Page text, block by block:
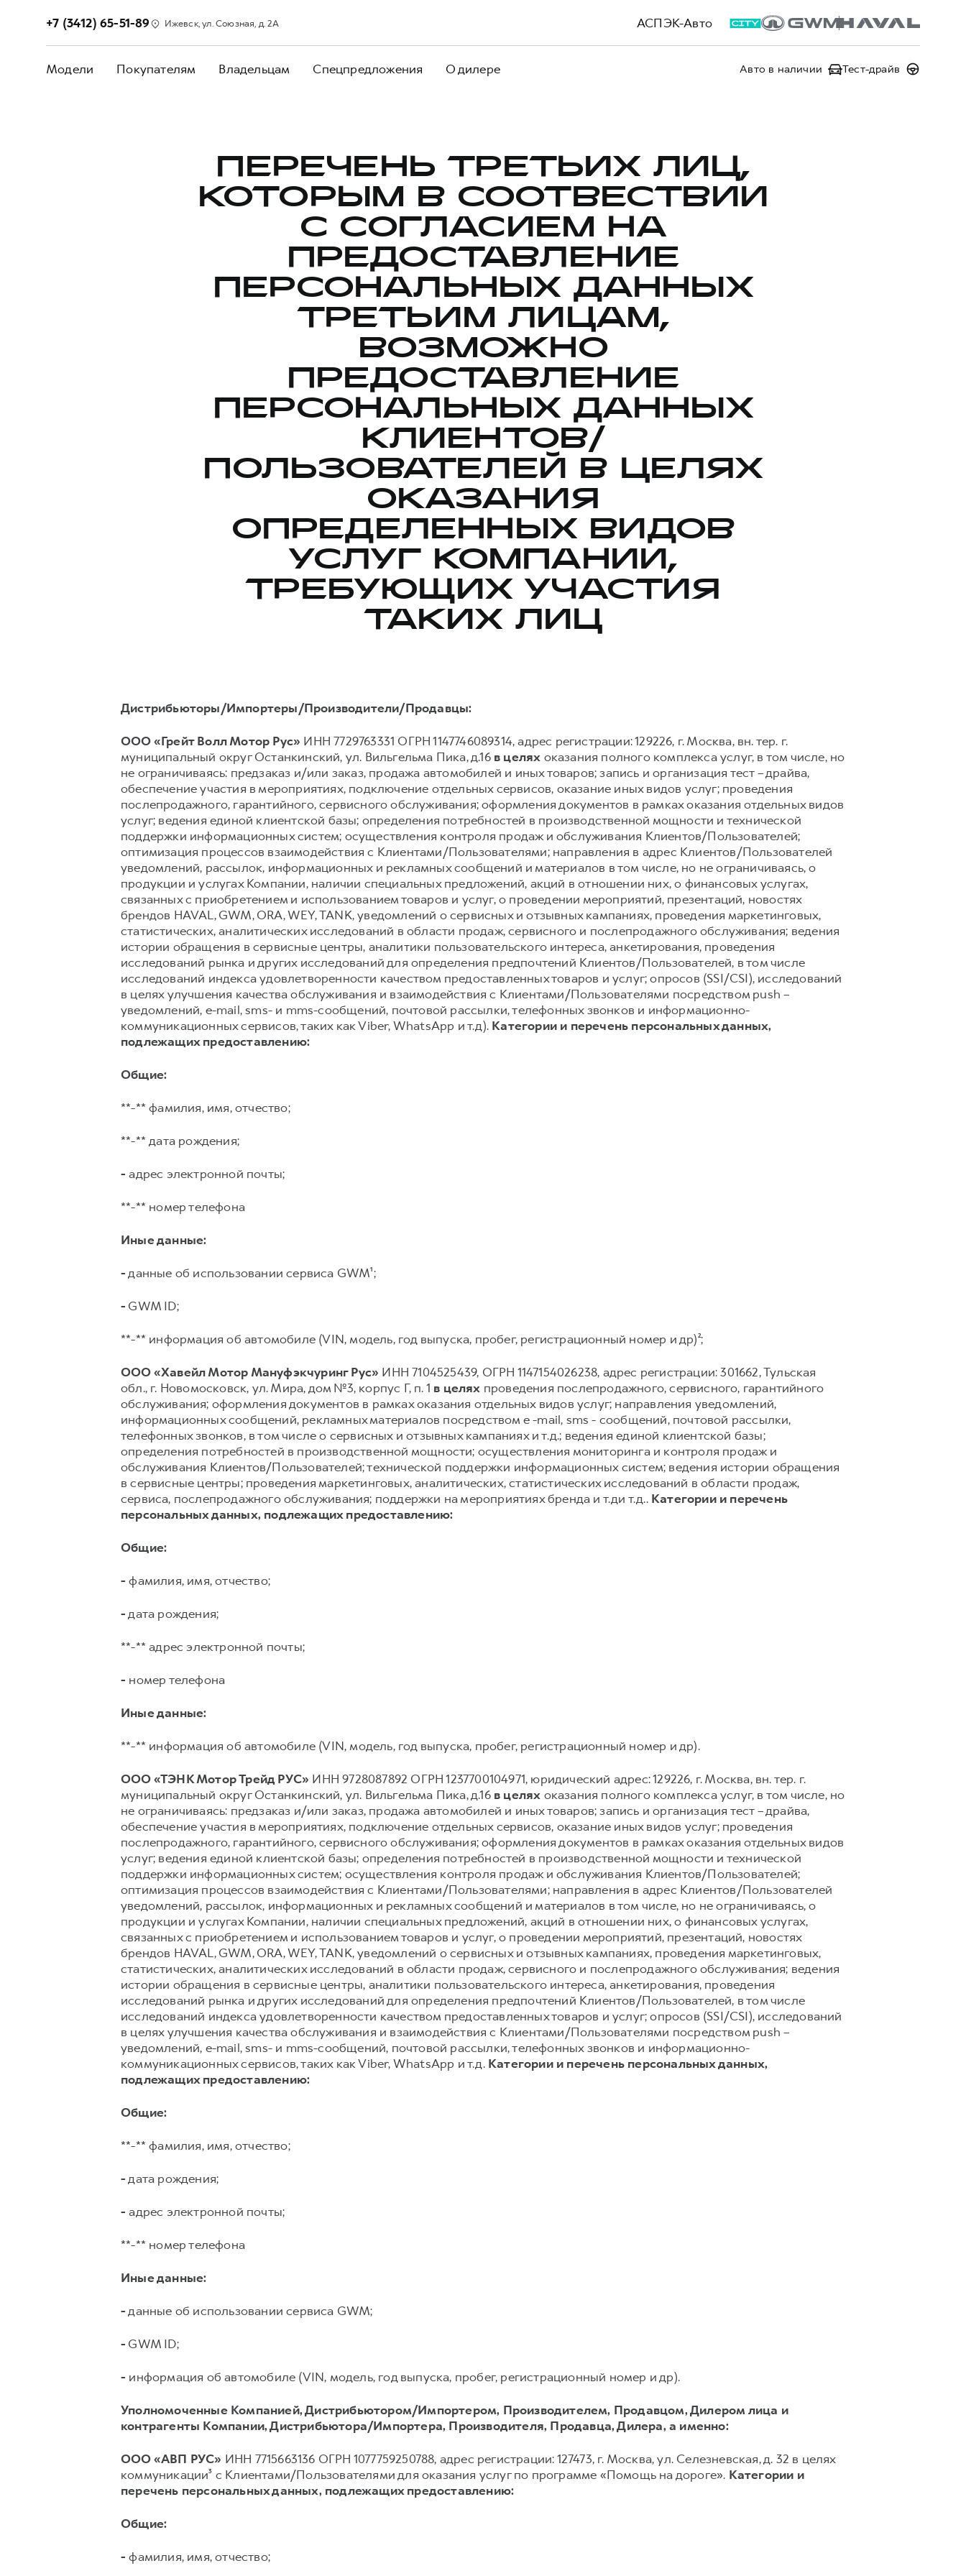
АСПЭК-Авто
+7 (3412) 65-51-89 Ижевск, ул. Союзная, д. 2А
Модели Покупателям Владельцам Спецпредложения О дилере Авто в наличии Тест-драйв
ПЕРЕЧЕНЬ ТРЕТЬИХ ЛИЦ,
КОТОРЫМ В СООТВЕСТВИИ
С СОГЛАСИЕМ НА
ПРЕДОСТАВЛЕНИЕ
ПЕРСОНАЛЬНЫХ ДАННЫХ
ТРЕТЬИМ ЛИЦАМ,
ВОЗМОЖНО
ПРЕДОСТАВЛЕНИЕ
ПЕРСОНАЛЬНЫХ ДАННЫХ
КЛИЕНТОВ/
ПОЛЬЗОВАТЕЛЕЙ В ЦЕЛЯХ
ОКАЗАНИЯ
ОПРЕДЕЛЕННЫХ ВИДОВ
УСЛУГ КОМПАНИИ,
ТРЕБУЮЩИХ УЧАСТИЯ
ТАКИХ ЛИЦ
Дистрибьюторы/Импортеры/Производители/Продавцы:
ООО «Грейт Волл Мотор Рус» ИНН 7729763331 ОГРН 1147746089314, адрес регистрации: 129226, г. Москва, вн. тер. г.
муниципальный округ Останкинский, ул. Вильгельма Пика, д.16 в целях оказания полного комплекса услуг, в том числе, но
не ограничиваясь: предзаказ и/или заказ, продажа автомобилей и иных товаров; запись и организация тест – драйва,
обеспечение участия в мероприятиях, подключение отдельных сервисов, оказание иных видов услуг; проведения
послепродажного, гарантийного, сервисного обслуживания; оформления документов в рамках оказания отдельных видов
услуг; ведения единой клиентской базы; определения потребностей в производственной мощности и технической
поддержки информационных систем; осуществления контроля продаж и обслуживания Клиентов/Пользователей;
оптимизация процессов взаимодействия с Клиентами/Пользователями; направления в адрес Клиентов/Пользователей
уведомлений, рассылок, информационных и рекламных сообщений и материалов в том числе, но не ограничиваясь, о
продукции и услугах Компании, наличии специальных предложений, акций в отношении них, о финансовых услугах,
связанных с приобретением и использованием товаров и услуг, о проведении мероприятий, презентаций, новостях
брендов HAVAL, GWM, ORA, WEY, TANK, уведомлений о сервисных и отзывных кампаниях, проведения маркетинговых,
статистических, аналитических исследований в области продаж, сервисного и послепродажного обслуживания; ведения
истории обращения в сервисные центры, аналитики пользовательского интереса, анкетирования, проведения
исследований рынка и других исследований для определения предпочтений Клиентов/Пользователей, в том числе
исследований индекса удовлетворенности качеством предоставленных товаров и услуг; опросов (SSI/CSI), исследований
в целях улучшения качества обслуживания и взаимодействия с Клиентами/Пользователями посредством push –
уведомлений, e-mail, sms- и mms-сообщений, почтовой рассылки, телефонных звонков и информационно-
коммуникационных сервисов, таких как Viber, WhatsApp и т.д). Категории и перечень персональных данных,
подлежащих предоставлению:
Общие:
**-** фамилия, имя, отчество;
**-** дата рождения;
- адрес электронной почты;
**-** номер телефона
Иные данные:
-данные об использовании сервиса GWM¹;
- GWM ID;
**-** информация об автомобиле (VIN, модель, год выпуска, пробег, регистрационный номер и др)²;
ООО «Хавейл Мотор Мануфэкчуринг Рус» ИНН 7104525439, ОГРН 1147154026238, адрес регистрации: 301662, Тульская
обл., г. Новомосковск, ул. Мира, дом №3, корпус Г, п. 1 в целях проведения послепродажного, сервисного, гарантийного
обслуживания; оформления документов в рамках оказания отдельных видов услуг; направления уведомлений,
информационных сообщений, рекламных материалов посредством e -mail, sms - сообщений, почтовой рассылки,
телефонных звонков, в том числе о сервисных и отзывных кампаниях и т.д.; ведения единой клиентской базы;
определения потребностей в производственной мощности; осуществления мониторинга и контроля продаж и
обслуживания Клиентов/Пользователей; технической поддержки информационных систем; ведения истории обращения
в сервисные центры; проведения маркетинговых, аналитических, статистических исследований в области продаж,
сервиса, послепродажного обслуживания; поддержки на мероприятиях бренда и т.ди т.д.. Категории и перечень
персональных данных, подлежащих предоставлению:
Общие:
- фамилия, имя, отчество;
-дата рождения;
**-** адрес электронной почты;
- номер телефона
Иные данные:
**-** информация об автомобиле (VIN, модель, год выпуска, пробег, регистрационный номер и др).
ООО «ТЭНК Мотор Трейд РУС» ИНН 9728087892 ОГРН 1237700104971, юридический адрес: 129226, г. Москва, вн. тер. г.
муниципальный округ Останкинский, ул. Вильгельма Пика, д.16 в целях оказания полного комплекса услуг, в том числе, но
не ограничиваясь: предзаказ и/или заказ, продажа автомобилей и иных товаров; запись и организация тест – драйва,
обеспечение участия в мероприятиях, подключение отдельных сервисов, оказание иных видов услуг; проведения
послепродажного, гарантийного, сервисного обслуживания; оформления документов в рамках оказания отдельных видов
услуг; ведения единой клиентской базы; определения потребностей в производственной мощности и технической
поддержки информационных систем; осуществления контроля продаж и обслуживания Клиентов/Пользователей;
оптимизация процессов взаимодействия с Клиентами/Пользователями; направления в адрес Клиентов/Пользователей
уведомлений, рассылок, информационных и рекламных сообщений и материалов в том числе, но не ограничиваясь, о
продукции и услугах Компании, наличии специальных предложений, акций в отношении них, о финансовых услугах,
связанных с приобретением и использованием товаров и услуг, о проведении мероприятий, презентаций, новостях
брендов HAVAL, GWM, ORA, WEY, TANK, уведомлений о сервисных и отзывных кампаниях, проведения маркетинговых,
статистических, аналитических исследований в области продаж, сервисного и послепродажного обслуживания; ведения
истории обращения в сервисные центры, аналитики пользовательского интереса, анкетирования, проведения
исследований рынка и других исследований для определения предпочтений Клиентов/Пользователей, в том числе
исследований индекса удовлетворенности качеством предоставленных товаров и услуг; опросов (SSI/CSI), исследований
в целях улучшения качества обслуживания и взаимодействия с Клиентами/Пользователями посредством push –
уведомлений, e-mail, sms- и mms-сообщений, почтовой рассылки, телефонных звонков и информационно-
коммуникационных сервисов, таких как Viber, WhatsApp и т.д. Категории и перечень персональных данных,
подлежащих предоставлению:
Общие:
**-** фамилия, имя, отчество;
-дата рождения;
- адрес электронной почты;
**-** номер телефона
Иные данные:
-данные об использовании сервиса GWM;
- GWM ID;
- информация об автомобиле (VIN, модель, год выпуска, пробег, регистрационный номер и др).
Уполномоченные Компанией, Дистрибьютором/Импортером, Производителем, Продавцом, Дилером лица и
контрагенты Компании, Дистрибьютора/Импортера, Производителя, Продавца, Дилера,а именно:
ООО «АВП РУС» ИНН 7715663136 ОГРН 1077759250788, адрес регистрации: 127473, г. Москва, ул. Селезневская, д. 32 в целях
коммуникации³ с Клиентами/Пользователями для оказания услуг по программе «Помощь на дороге». Категории и
перечень персональных данных, подлежащих предоставлению:
Общие:
- фамилия, имя, отчество;